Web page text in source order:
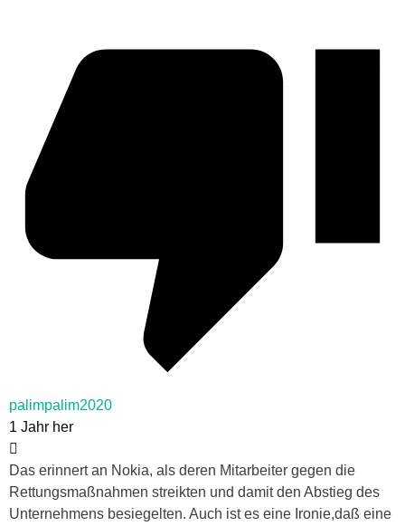
palimpalim2020
1 Jahr her
Das erinnert an Nokia, als deren Mitarbeiter gegen die
Rettungsmaßnahmen streikten und damit den Abstieg des
Unternehmens besiegelten. Auch ist es eine Ironie,daß eine